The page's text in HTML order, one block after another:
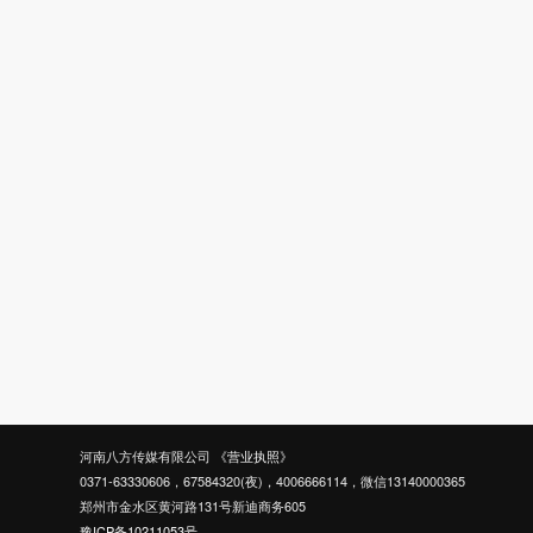
河南八方传媒有限公司
《营业执照》
0371-63330606，67584320(夜)，4006666114，微信13140000365
郑州市金水区黄河路131号新迪商务605